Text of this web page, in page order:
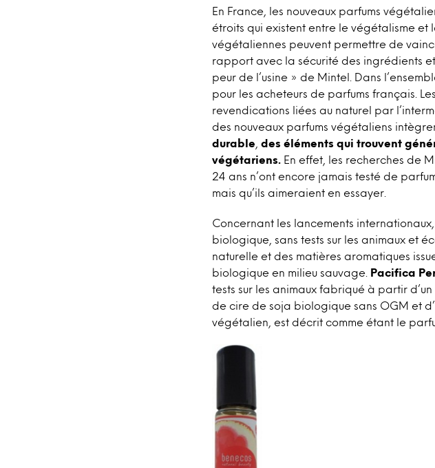
En France, les nouveaux parfums
étroits qui existent entre le végétalisme et
végétaliennes peuvent permettre de
rapport avec la sécurité des ingrédients
peur de l’usine » de Mintel. Dans
pour les acheteurs de parfums français.
revendications liées au naturel par
des nouveaux parfums végétaliens
durable
des éléments qui trouvent
végétariens.
En effet, les recherches de
24 ans n’ont encore jamais testé de
mais qu’ils aimeraient en essayer.
Concernant les lancements internationaux,
biologique, sans tests sur les animaux et
naturelle et des matières aromatiques
biologique en milieu sauvage.
Pacifica
tests sur les animaux fabriqué à partir
de cire de soja biologique sans OGM et
végétalien,
est décrit comme étant le